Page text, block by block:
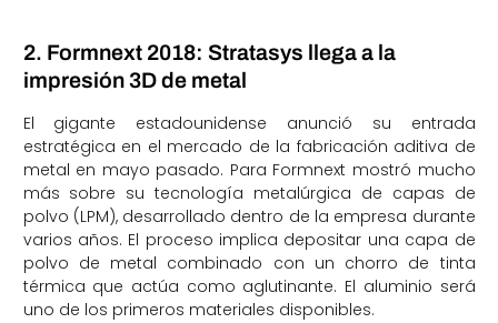
2. Formnext 2018: Stratasys llega a la
impresión 3D de metal
El gigante estadounidense anunció su entrada
estratégica en el mercado de la fabricación aditiva de
metal en mayo pasado. Para Formnext mostró mucho
más sobre su tecnología metalúrgica de capas de
polvo (LPM), desarrollado dentro de la empresa durante
varios años. El proceso implica depositar una capa de
polvo de metal combinado con un chorro de tinta
térmica que actúa como aglutinante. El aluminio será
uno de los primeros materiales disponibles.